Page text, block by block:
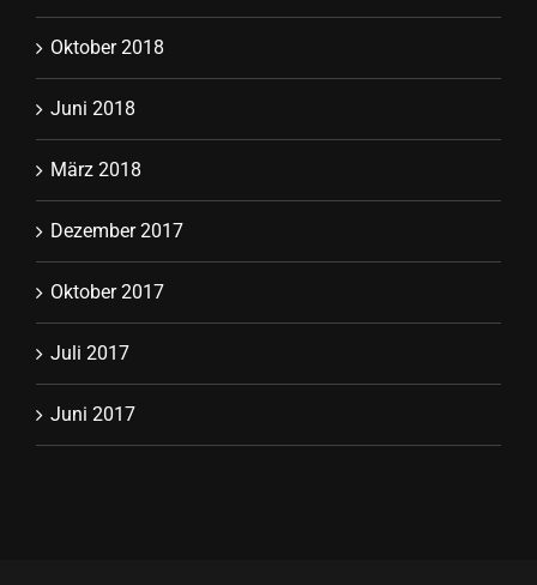
Oktober 2018
Juni 2018
März 2018
Dezember 2017
Oktober 2017
Juli 2017
Juni 2017